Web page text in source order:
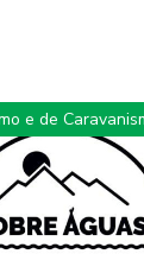
e de